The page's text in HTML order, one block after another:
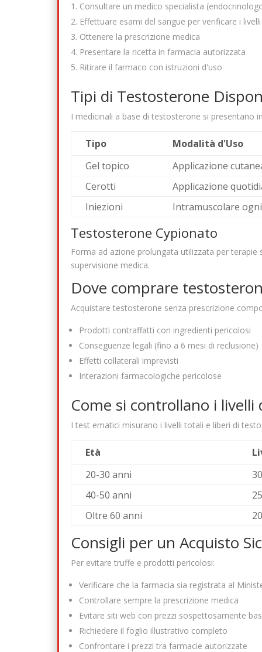
Consultare un medico specialista
Effettuare esami del sangue per verificare i
Ottenere la prescrizione medica
Presentare la ricetta in farmacia autorizzata
Ritirare il farmaco con istruzioni d'uso
Tipi di Testosterone
I medicinali a base di testosterone si presentano
Tipo
Modalità d'Uso
Gel topico
Applicazione
Cerotti
Applicazione
Iniezioni
Intramuscolare
Testosterone Cypionato
Forma ad azione prolungata utilizzata per
supervisione medica.
Dove comprare
Acquistare testosterone senza prescrizione
Prodotti contraffatti con ingredienti pericolosi
Conseguenze legali (fino a 6 mesi di reclusione)
Effetti collaterali imprevisti
Interazioni farmacologiche pericolose
Come si controllano i livelli
I test ematici misurano i livelli totali e liberi di
Età
20-30 anni
40-50 anni
Oltre 60 anni
Consigli per un Acquisto
Per evitare truffe e prodotti pericolosi:
Verificare che la farmacia sia registrata al
Controllare sempre la prescrizione medica
Evitare siti web con prezzi sospettosamente
Richiedere il foglio illustrativo completo
Confrontare i prezzi tra farmacie autorizzate